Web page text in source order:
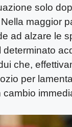
solo
maggior
ad alzare le
determinato
che,
per
cambio